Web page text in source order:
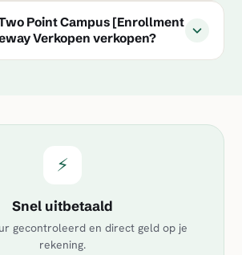
Point Campus [Enrollment
Verkopen verkopen?
⚡
Snel uitbetaald
gecontroleerd en direct geld op je
rekening.